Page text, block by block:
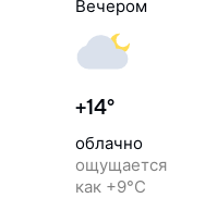
Вечером
+14°
облачно
ощущается
как +9°C